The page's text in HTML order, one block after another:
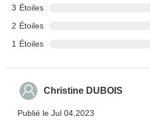
3 Étoiles
2 Étoiles
1 Étoiles
Christine DUBOIS
Publié le Jul 04,2023